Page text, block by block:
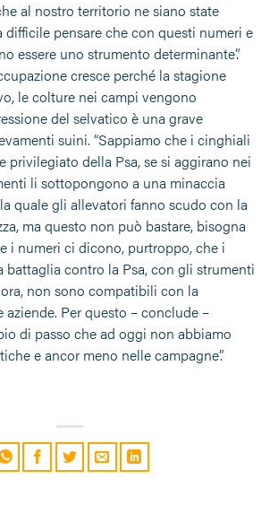
al nostro territorio ne siano state
difficile pensare che con questi numeri e
essere uno strumento determinante”.
cresce perché la stagione
le colture nei campi vengono
del selvatico è una grave
suini. “Sappiamo che i cinghiali
privilegiato della Psa, se si aggirano nei
li sottopongono a una minaccia
quale gli allevatori fanno scudo con la
ma questo non può bastare, bisogna
i numeri ci dicono, purtroppo, che i
battaglia contro la Psa, con gli strumenti
non sono compatibili con la
aziende. Per questo – conclude –
di passo che ad oggi non abbiamo
e ancor meno nelle campagne”.